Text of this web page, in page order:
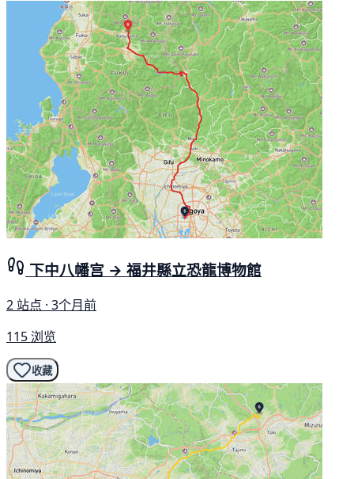
下中八幡宫 → 福井縣立恐龍博物館
2 站点 · 3个月前
115 浏览
收藏